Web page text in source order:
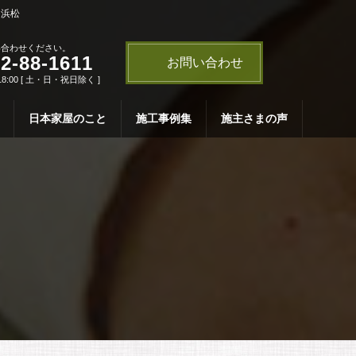
松
わせください。
88-1611
[ 土・日・祝日除く ]
お問い合わせ
日本家屋のこと 施工事例集 施主さまの声